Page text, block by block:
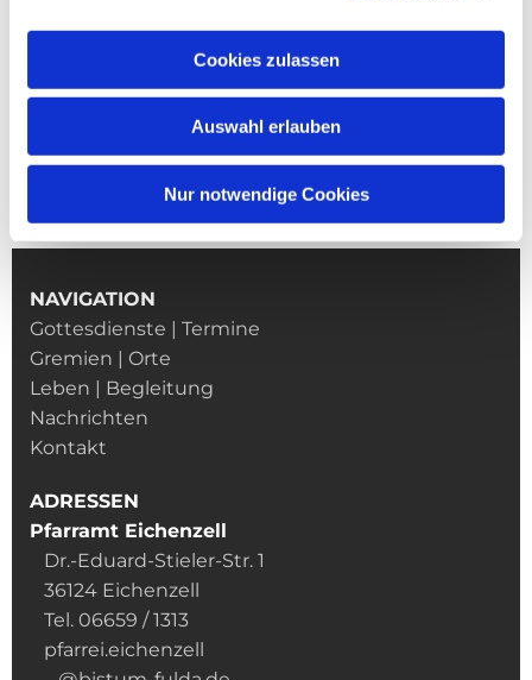
Cookies zulassen
Auswahl erlauben
Nur notwendige Cookies
NAVIGATION
Gottesdienste | Termine
Gremien | Orte
Leben | Begleitung
Nachrichten
Kontakt
ADRESSEN
Pfarramt Eichenzell
Dr.-Eduard-Stieler-Str. 1
36124 Eichenzell
Tel. 06659 / 1313
pfarrei.eichenzell